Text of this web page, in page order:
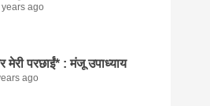
years ago
मेरी परछाईं* : मंजू उपाध्याय
ago